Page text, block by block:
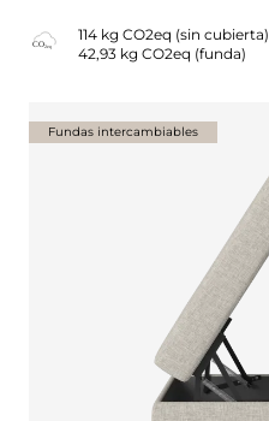
114 kg CO2eq (sin cubierta)
42,93 kg CO2eq (funda)
Fundas intercambiables